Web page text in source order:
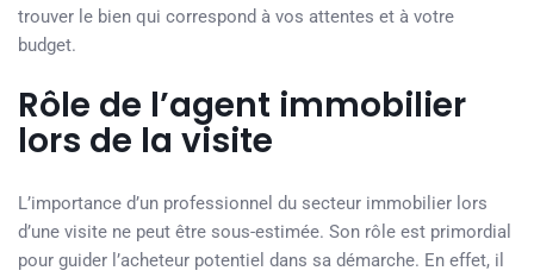
trouver le bien qui correspond à vos attentes et à votre
budget.
Rôle de l’agent immobilier
lors de la visite
L’importance d’un professionnel du secteur immobilier lors
d’une visite ne peut être sous-estimée. Son rôle est primordial
pour guider l’acheteur potentiel dans sa démarche. En effet, il